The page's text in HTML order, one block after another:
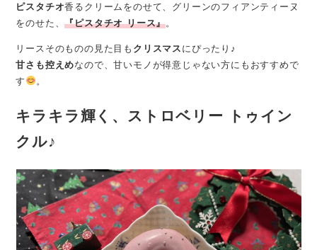
ピスタチオ香るクリームをのせて、グリーンのフィアンティーヌ
をのせた、『ピスタチオ リース』。
リースそのものの見た目も クリスマス にぴったり♪
甘さも控えめなので、甘いモノが得意じゃない方にもおすすめで
す
。
キラキラ輝く、 ストロベリー トゥイン
クル♪